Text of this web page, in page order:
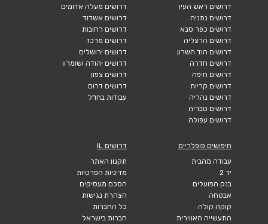
דרושים ראש העין
דרושים נתניה
דרושים כפר סבא
דרושים הרצליה
דרושים הוד השרון
דרושים חדרה
דרושים חיפה
דרושים קריות
דרושים נהריה
דרושים טבריה
דרושים עפולה
דרושים מעלה אדומים
דרושים אשדוד
דרושים רחובות
דרושים מרכז
דרושים ירושלים
דרושים יהודה ושומרון
דרושים צפון
דרושים דרום
עבודות בחו"ל
חיפושים פופלריים
עבודה מהבית
יד 2
בנק הפועלים
אבטחה
קוקה קולה
התעשייה האווירית
דרושים IL
תקנון האתר
מדיניות הפרטיות
הסכם מעסיקים
הצהרת נגישות
כל החברות
חברות בישראל